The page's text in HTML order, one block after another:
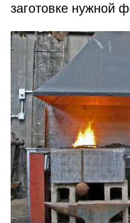
заготовке нужной